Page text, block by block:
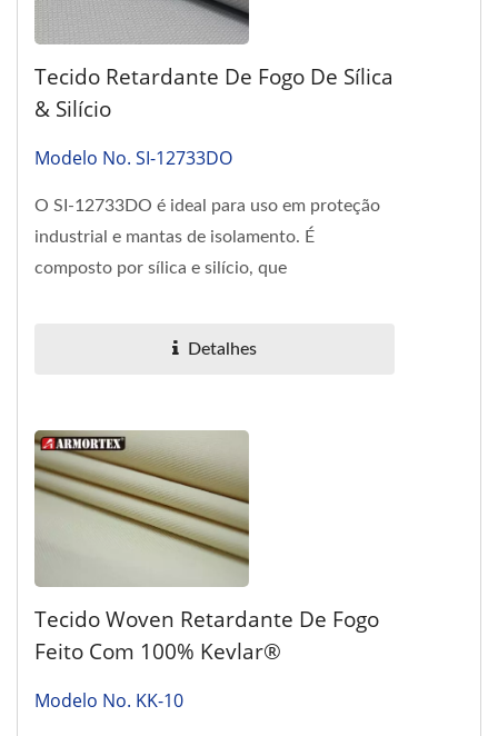
Tecido Retardante De Fogo De Sílica
& Silício
Modelo No. SI-12733DO
O SI-12733DO é ideal para uso em proteção
industrial e mantas de isolamento. É
composto por sílica e silício, que
Detalhes
Tecido Woven Retardante De Fogo
Feito Com 100% Kevlar®
Modelo No. KK-10